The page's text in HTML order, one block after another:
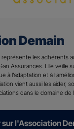
Demain
représente les adhérents
Assurances. Elle veille
à l’adaptation et à
vient aussi les aider,
dans le domaine de
l'Association